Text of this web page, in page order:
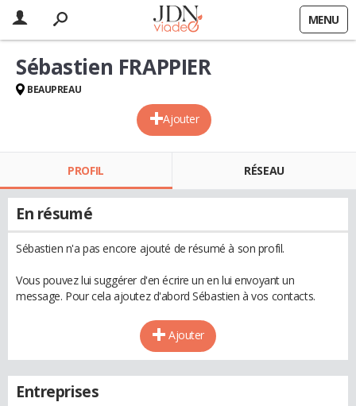
MENU
Ajouter
Sébastien FRAPPIER
BEAUPREAU
PROFIL RÉSEAU
En résumé
Sébastien n'a pas encore ajouté de résumé à son profil.
Vous pouvez lui suggérer d'en écrire un en lui envoyant un
message. Pour cela ajoutez d'abord Sébastien à vos contacts.
Ajouter
Entreprises